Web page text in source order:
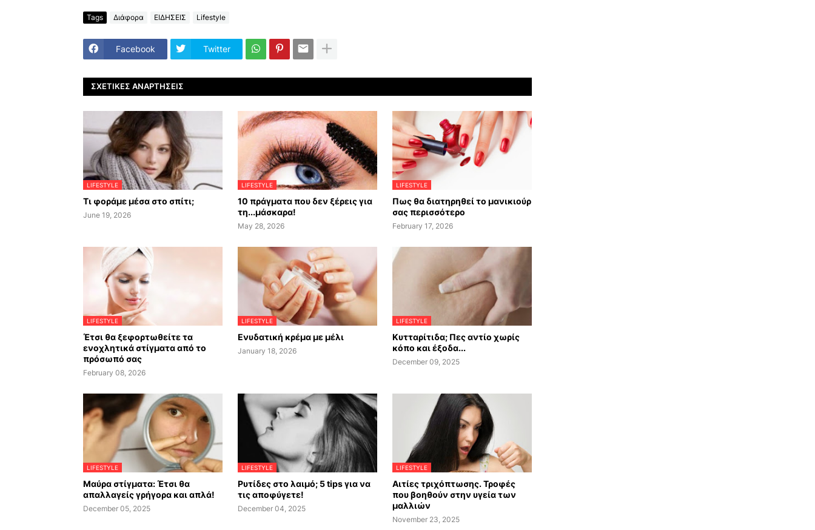
Tags Διάφορα ΕΙΔΗΣΕΙΣ Lifestyle
Facebook Twitter
ΣΧΕΤΙΚΈΣ ΑΝΑΡΤΉΣΕΙΣ
LIFESTYLE
Τι φοράμε μέσα στο σπίτι;
June 19, 2026
LIFESTYLE
10 πράγματα που δεν ξέρεις για
τη...μάσκαρα!
May 28, 2026
LIFESTYLE
Πως θα διατηρηθεί το μανικιούρ
σας περισσότερο
February 17, 2026
LIFESTYLE
Έτσι θα ξεφορτωθείτε τα
ενοχλητικά στίγματα από το
πρόσωπό σας
February 08, 2026
LIFESTYLE
Ενυδατική κρέμα με μέλι
January 18, 2026
LIFESTYLE
Κυτταρίτιδα; Πες αντίο χωρίς
κόπο και έξοδα...
December 09, 2025
LIFESTYLE
Μαύρα στίγματα: Έτσι θα
απαλλαγείς γρήγορα και απλά!
December 05, 2025
LIFESTYLE
Ρυτίδες στο λαιμό; 5 tips για να
τις αποφύγετε!
December 04, 2025
LIFESTYLE
Αιτίες τριχόπτωσης. Τροφές
που βοηθούν στην υγεία των
μαλλιών
November 23, 2025